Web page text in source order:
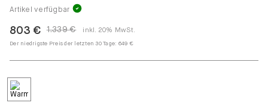
Artikel verfügbar
1.339 €
803 € inkl. 20% MwSt.
Der niedrigste Preis der letzten 30 Tage: 649 €